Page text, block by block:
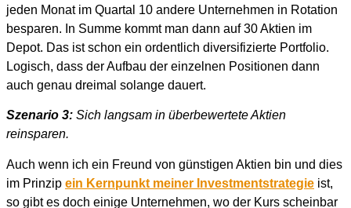
jeden Monat im Quartal 10 andere Unternehmen in Rotation
besparen. In Summe kommt man dann auf 30 Aktien im
Depot. Das ist schon ein ordentlich diversifizierte Portfolio.
Logisch, dass der Aufbau der einzelnen Positionen dann
auch genau dreimal solange dauert.
Szenario 3: Sich langsam in überbewertete Aktien
reinsparen.
Auch wenn ich ein Freund von günstigen Aktien bin und dies
im Prinzip ein Kernpunkt meiner Investmentstrategie ist,
so gibt es doch einige Unternehmen, wo der Kurs scheinbar